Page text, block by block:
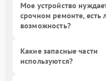
Мое устройство
срочном ремонте, есть
возможность?
Какие запасные части
используются?